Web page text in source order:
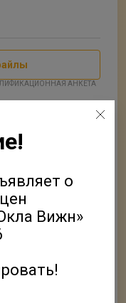
АНКЕТА
о
Вижн»